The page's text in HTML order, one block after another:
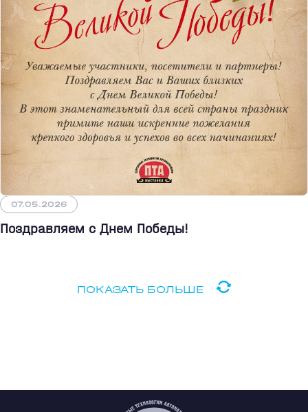
07.05.2026
Поздравляем с Днем Победы!
ПОКАЗАТЬ БОЛЬШЕ